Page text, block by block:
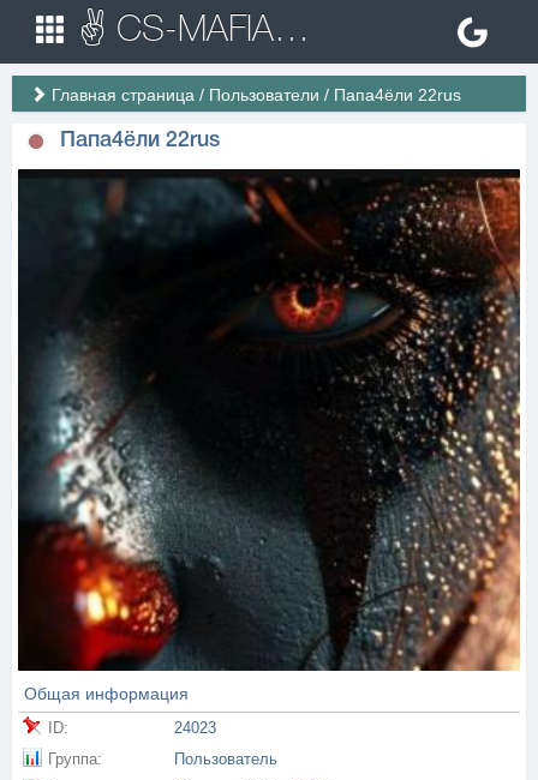
✌ CS-MAFIA.RU ✌ Игровые сервера Counter Strike 1.6
Главная страница / Пользователи / Папа4ёли 22rus
Папа4ёли 22rus
Общая информация
ID:
24023
Группа:
Пользователь